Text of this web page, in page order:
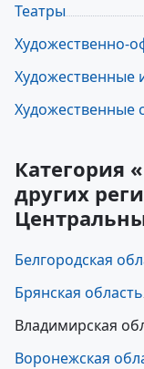
Театры
Художественно-
Художественные
Художественные
Категория
других
Белгородская
Брянская область
Владимирская
Воронежская